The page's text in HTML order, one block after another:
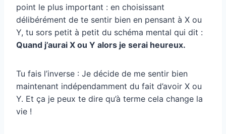
point le plus important : en choisissant
délibérément de te sentir bien en pensant à X ou
Y, tu sors petit à petit du schéma mental qui dit :
Quand j’aurai X ou Y alors je serai heureux.
Tu fais l’inverse : Je décide de me sentir bien
maintenant indépendamment du fait d’avoir X ou
Y. Et ça je peux te dire qu’à terme cela change la
vie !